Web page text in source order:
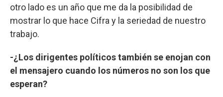
otro lado es un año que me da la posibilidad de
mostrar lo que hace Cifra y la seriedad de nuestro
trabajo.
-¿Los dirigentes políticos también se enojan con
el mensajero cuando los números no son los que
esperan?